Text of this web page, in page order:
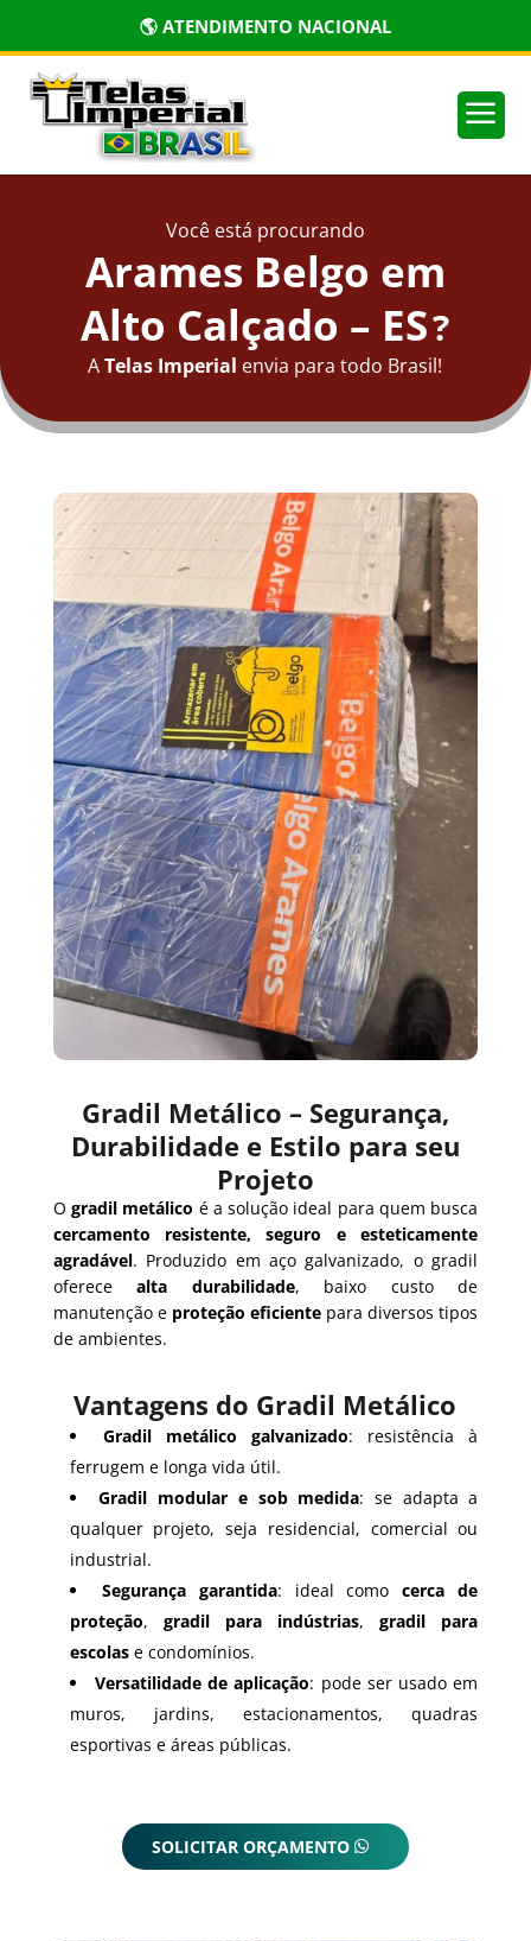
🏅 PRODUTOS CERTIFICADOS
a
Você está procurando
Arames Belgo em
Alto Calçado – ES?
ATelas Imperial envia para todo Brasil!
Gradil Metálico – Segurança,
Durabilidade e Estilo para seu
Projeto
Ogradil metálico é a solução ideal para quem busca
cercamento resistente, seguro e esteticamente
agradável. Produzido em aço galvanizado, o gradil
oferecealta durabilidade, baixo custo de
manutenção e proteção eficiente para diversos tipos
de ambientes.
Vantagens do Gradil Metálico
Gradil metálico galvanizado: resistência à
ferrugem e longa vida útil.
Gradil modular e sob medida: se adapta a
qualquer projeto, seja residencial, comercial ou
industrial.
Segurança garantida: ideal comocerca de
proteção, gradil para indústrias,gradil para
escolase condomínios.
Versatilidade de aplicação: pode ser usado em
muros, jardins, estacionamentos, quadras
esportivas e áreas públicas.
SOLICITAR ORÇAMENTO